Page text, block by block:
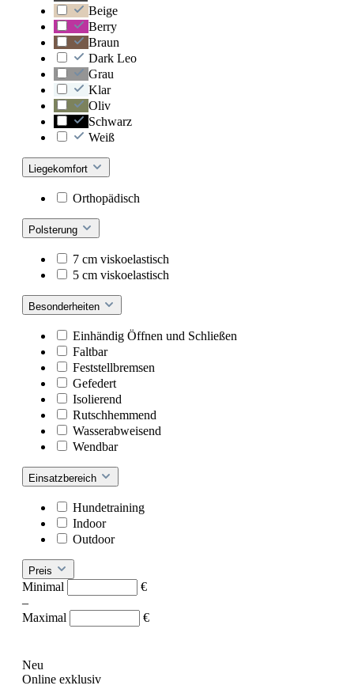
Beige
Berry
Braun
Dark Leo
Grau
Klar
Oliv
Schwarz
Weiß
Liegekomfort
Orthopädisch
Polsterung
7 cm viskoelastisch
5 cm viskoelastisch
Besonderheiten
Einhändig Öffnen und Schließen
Faltbar
Feststellbremsen
Gefedert
Isolierend
Rutschhemmend
Wasserabweisend
Wendbar
Einsatzbereich
Hundetraining
Indoor
Outdoor
Preis
Minimal
€
–
Maximal
€
Neu
Online exklusiv